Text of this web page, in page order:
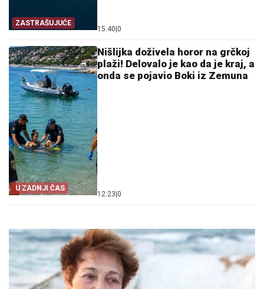
ZASTRAŠUJUĆE
15:40 0
U ZADNJI ČAS
Nišlijka doživela horor na grčkoj
plaži! Delovalo je kao da je kraj, a
onda se pojavio Boki iz Zemuna
12:23 0